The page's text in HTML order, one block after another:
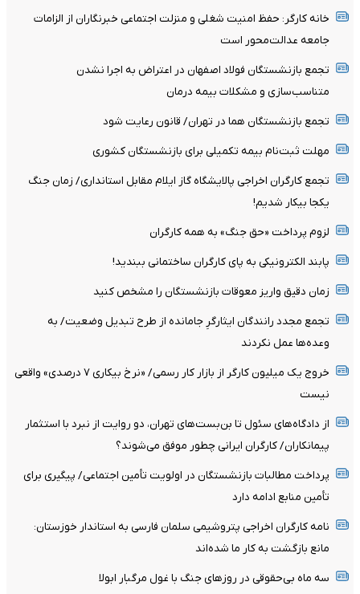
خانه کارگر: حفظ امنیت شغلی و منزلت اجتماعی خبرنگاران از الزامات
جامعه عدالت‌محور است
تجمع بازنشستگان فولاد اصفهان در اعتراض به اجرا نشدن
متناسب‌سازی و مشکلات بیمه درمان
تجمع بازنشستگان هما در تهران/ قانون رعایت شود
مهلت ثبت‌نام بیمه تکمیلی برای بازنشستگان کشوری
تجمع کارگران اخراجی پالایشگاه گاز ایلام مقابل استانداری/ زمان جنگ
یکجا بیکار شدیم!
لزوم پرداخت «حق جنگ» به همه کارگران
پابند الکترونیکی به پای کارگران ساختمانی ببندید!
زمان دقیق واریز معوقات بازنشستگان را مشخص کنید
تجمع مجدد رانندگان ایثارگرِ جامانده از طرح تبدیل وضعیت/ به
وعده‌ها عمل نکردند
خروج یک میلیون کارگر از بازار کار رسمی/ «نرخ بیکاری ۷ درصدی» واقعی
نیست
از دادگاه‌های سئول تا بن‌بست‌های تهران، دو روایت از نبرد با استثمار
پیمانکاران/ کارگران ایرانی چطور موفق می‌شوند؟
پرداخت مطالبات بازنشستگان در اولویت تأمین اجتماعی/ پیگیری برای
تأمین منابع ادامه دارد
نامه کارگران اخراجی پتروشیمی سلمان فارسی به استاندار خوزستان:
مانع بازگشت به کار ما شده‌اند
سه ماه بی‌حقوقی در روزهای جنگ با غول مرگبار ابولا